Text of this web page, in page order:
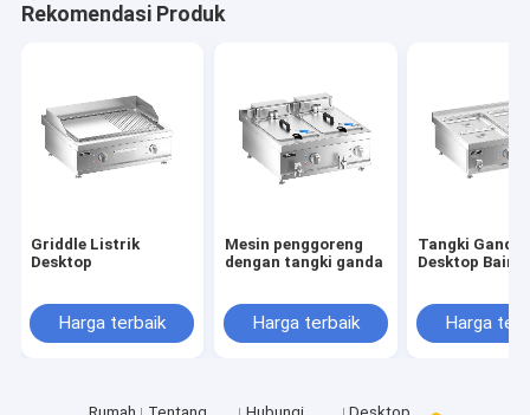
Rekomendasi Produk
Griddle Listrik
Desktop
Harga terbaik
Mesin penggoreng
dengan tangki ganda
Harga terbaik
Tangki
Desktop Bain
Harga